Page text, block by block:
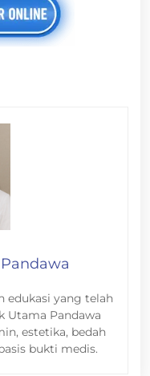
edukasi yang telah
Utama Pandawa
estetika, bedah
bukti medis.